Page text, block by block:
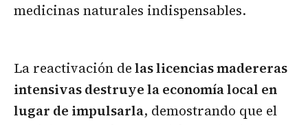
medicinas naturales indispensables.
La reactivación delas licencias madereras
intensivas destruye la economía local en
lugar de impulsarla, demostrando que el